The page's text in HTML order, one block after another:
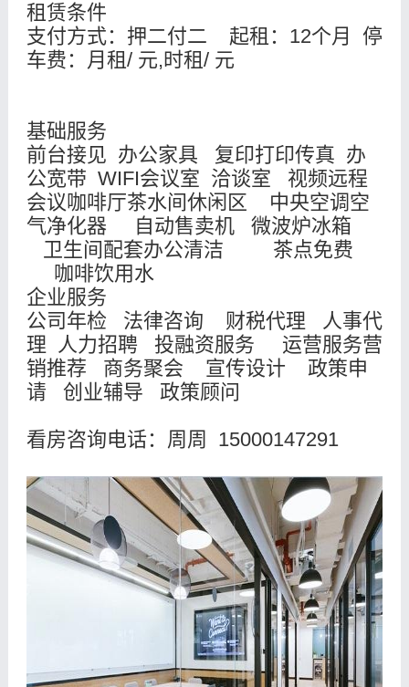
租赁条件
支付方式：押二付二 起租：12个月 停
车费：月租/ 元,时租/ 元
基础服务
前台接见 办公家具 复印打印传真 办
公宽带 WIFI会议室 洽谈室 视频远程
会议咖啡厅茶水间休闲区 中央空调空
气净化器 自动售卖机 微波炉冰箱
卫生间配套办公清洁 茶点免费
咖啡饮用水
企业服务
公司年检 法律咨询 财税代理 人事代
理 人力招聘 投融资服务 运营服务营
销推荐 商务聚会 宣传设计 政策申
请 创业辅导 政策顾问
看房咨询电话：周周 15000147291